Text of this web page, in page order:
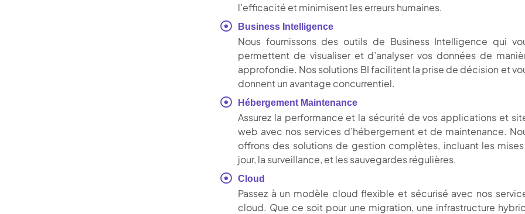
l’efficacité et minimisent les erreurs humaines.
Business Intelligence
Nous fournissons des outils de Business Intelligence qui
permettent de visualiser et d’analyser vos données de
approfondie. Nos solutions BI facilitent la prise de décision et
donnent un avantage concurrentiel.
Hébergement Maintenance
Assurez la performance et la sécurité de vos applications et
web avec nos services d’hébergement et de maintenance.
offrons des solutions de gestion complètes, incluant les
jour, la surveillance, et les sauvegardes régulières.
Cloud
Passez à un modèle cloud flexible et sécurisé avec nos
cloud. Que ce soit pour une migration, une infrastructure